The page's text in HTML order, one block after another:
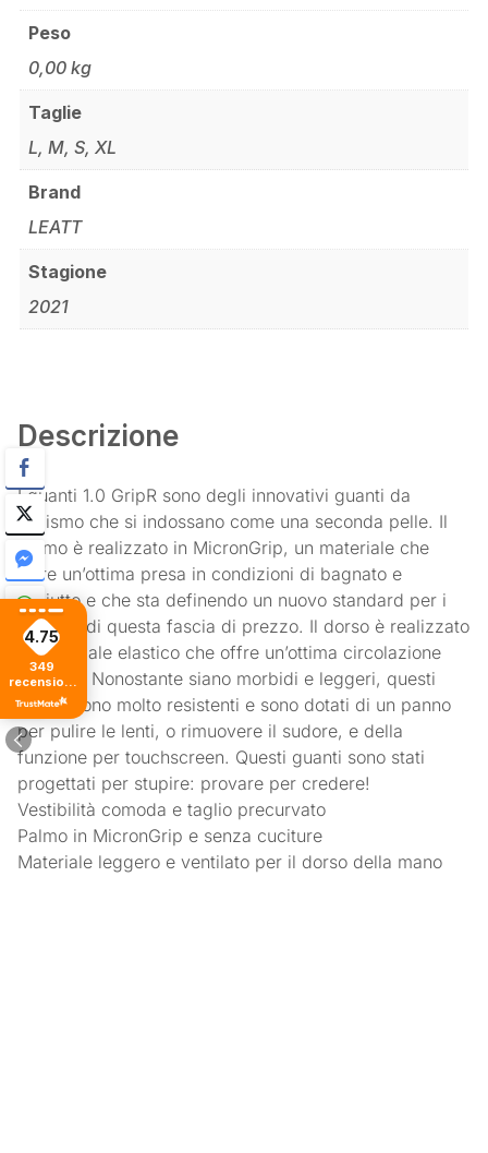
Peso
0,00 kg
Taglie
L, M, S, XL
Brand
LEATT
Stagione
2021
Descrizione
I guanti 1.0 GripR sono degli innovativi guanti da
ciclismo che si indossano come una seconda pelle. Il
palmo è realizzato in MicronGrip, un materiale che
offre un’ottima presa in condizioni di bagnato e
asciutto e che sta definendo un nuovo standard per i
prodotti di questa fascia di prezzo. Il dorso è realizzato
in materiale elastico che offre un’ottima circolazione
dell’aria. Nonostante siano morbidi e leggeri, questi
guanti sono molto resistenti e sono dotati di un panno
per pulire le lenti, o rimuovere il sudore, e della
funzione per touchscreen. Questi guanti sono stati
progettati per stupire: provare per credere!
Vestibilità comoda e taglio precurvato
Palmo in MicronGrip e senza cuciture
Materiale leggero e ventilato per il dorso della mano
4.75
349
recensioni
di tutti i